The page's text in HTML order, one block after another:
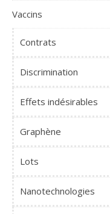
Vaccins
Contrats
Discrimination
Effets indésirables
Graphène
Lots
Nanotechnologies